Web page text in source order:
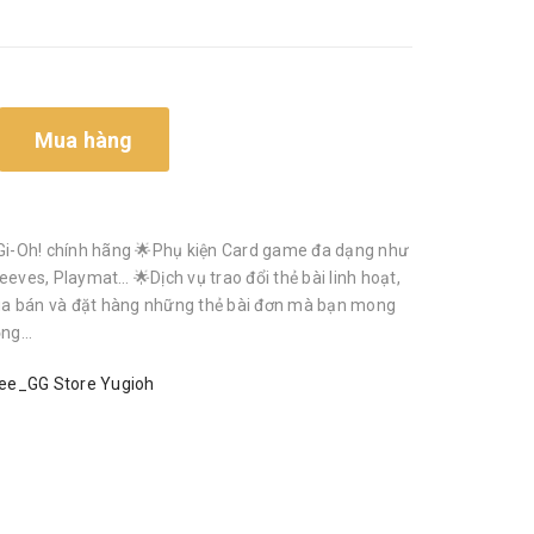
Mua hàng
Oh! chính hãng 🌟Phụ kiện Card game đa dạng như
Playmat… 🌟Dịch vụ trao đổi thẻ bài linh hoạt,
bán và đặt hàng những thẻ bài đơn mà bạn mong
Store Yugioh